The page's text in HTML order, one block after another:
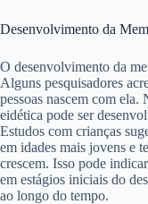
Desenvolvimento da
O desenvolvimento da
Alguns pesquisadores
pessoas nascem com
eidética pode ser
Estudos com crianças
em idades mais jovens e
crescem. Isso pode
em estágios iniciais do
ao longo do tempo.